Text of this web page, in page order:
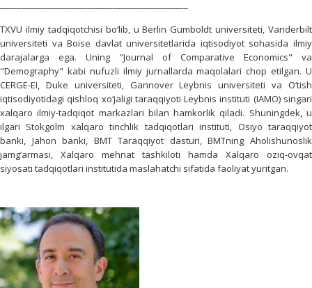
TXVU ilmiy tadqiqotchisi bo‘lib, u Berlin Gumboldt universiteti, Vanderbilt
universiteti va Boise davlat universitetlarida iqtisodiyot sohasida ilmiy
darajalarga ega. Uning "Journal of Comparative Economics" va
"Demography" kabi nufuzli ilmiy jurnallarda maqolalari chop etilgan. U
CERGE-EI, Duke universiteti, Gannover Leybnis universiteti va O‘tish
iqtisodiyotidagi qishloq xo‘jaligi taraqqiyoti Leybnis instituti (IAMO) singari
xalqaro ilmiy-tadqiqot markazlari bilan hamkorlik qiladi. Shuningdek, u
ilgari Stokgolm xalqaro tinchlik tadqiqotlari instituti, Osiyo taraqqiyot
banki, Jahon banki, BMT Taraqqiyot dasturi, BMTning Aholishunoslik
jamg‘armasi, Xalqaro mehnat tashkiloti hamda Xalqaro oziq-ovqat
siyosati tadqiqotlari institutida maslahatchi sifatida faoliyat yuritgan.